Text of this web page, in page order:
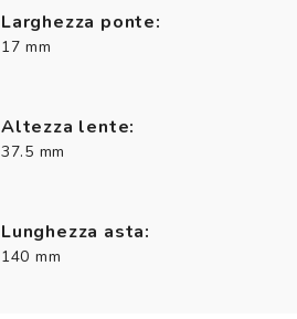
Larghezza ponte:
17 mm
Altezza lente:
37.5 mm
Lunghezza asta:
140 mm